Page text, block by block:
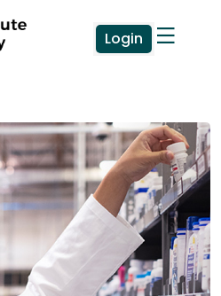
Login